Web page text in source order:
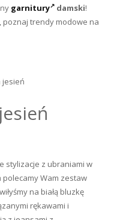
garnitury damski!
poznaj trendy modowe na
jesień
stylizacje z ubraniami w
polecamy Wam zestaw
na białą bluzkę
rękawami i